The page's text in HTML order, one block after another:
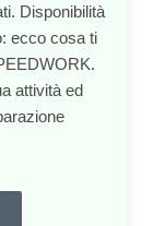
Disponibilità
ecco cosa ti
attività ed